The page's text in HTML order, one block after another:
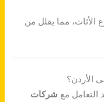
الأثاث، مما يقلل من
الأردن؟
التعامل مع شركات